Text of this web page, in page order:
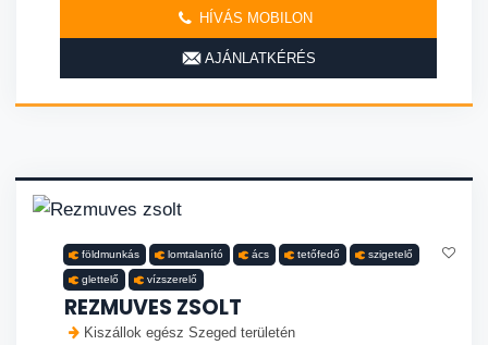
HÍVÁS MOBILON
AJÁNLATKÉRÉS
földmunkás lomtalanító ács tetőfedő szigetelő
glettelő vízszerelő
REZMUVES ZSOLT
Kiszállok egész Szeged területén